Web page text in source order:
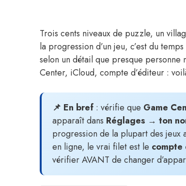
Trois cents niveaux de puzzle, un
la progression d’un jeu, c’est du
selon un détail que presque personne
Center, iCloud, compte d’éditeur :
📌 En bref : vérifie que Game
apparaît dans Réglages → ton
progression de la plupart des jeux
en ligne, le vrai filet est le compte
vérifier AVANT de changer